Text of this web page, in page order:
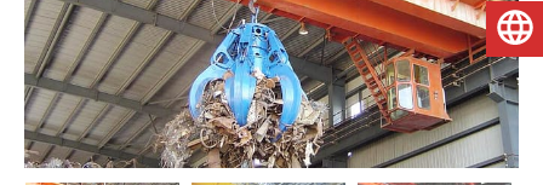
Recambios para grúas
Sobre nosotros
Noticias
Español